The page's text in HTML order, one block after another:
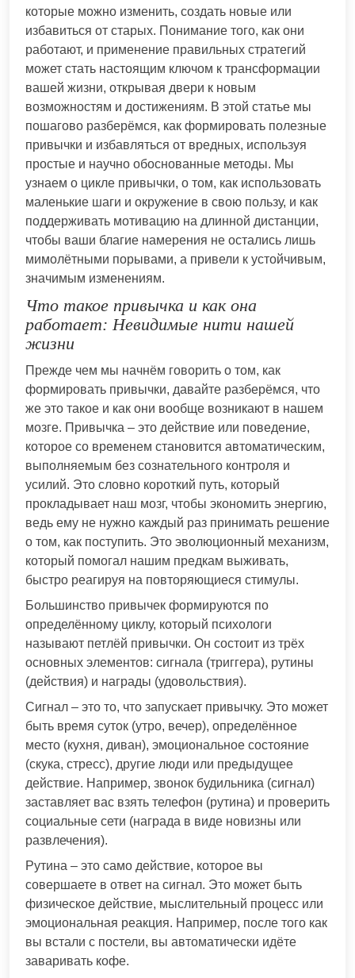
которые можно изменить, создать новые или
избавиться от старых. Понимание того, как они
работают, и применение правильных стратегий
может стать настоящим ключом к трансформации
вашей жизни, открывая двери к новым
возможностям и достижениям. В этой статье мы
пошагово разберёмся, как формировать полезные
привычки и избавляться от вредных, используя
простые и научно обоснованные методы. Мы
узнаем о цикле привычки, о том, как использовать
маленькие шаги и окружение в свою пользу, и как
поддерживать мотивацию на длинной дистанции,
чтобы ваши благие намерения не остались лишь
мимолётными порывами, а привели к устойчивым,
значимым изменениям.
Что такое привычка и как она
работает: Невидимые нити нашей
жизни
Прежде чем мы начнём говорить о том, как
формировать привычки, давайте разберёмся, что
же это такое и как они вообще возникают в нашем
мозге. Привычка – это действие или поведение,
которое со временем становится автоматическим,
выполняемым без сознательного контроля и
усилий. Это словно короткий путь, который
прокладывает наш мозг, чтобы экономить энергию,
ведь ему не нужно каждый раз принимать решение
о том, как поступить. Это эволюционный механизм,
который помогал нашим предкам выживать,
быстро реагируя на повторяющиеся стимулы.
Большинство привычек формируются по
определённому циклу, который психологи
называют петлёй привычки. Он состоит из трёх
основных элементов: сигнала (триггера), рутины
(действия) и награды (удовольствия).
Сигнал – это то, что запускает привычку. Это может
быть время суток (утро, вечер), определённое
место (кухня, диван), эмоциональное состояние
(скука, стресс), другие люди или предыдущее
действие. Например, звонок будильника (сигнал)
заставляет вас взять телефон (рутина) и проверить
социальные сети (награда в виде новизны или
развлечения).
Рутина – это само действие, которое вы
совершаете в ответ на сигнал. Это может быть
физическое действие, мыслительный процесс или
эмоциональная реакция. Например, после того как
вы встали с постели, вы автоматически идёте
заваривать кофе.